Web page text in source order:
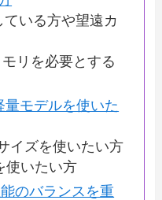
いる方や望遠カ
リを必要とする
量モデルを使いた
イズを使いたい方
使いたい方
のバランスを重